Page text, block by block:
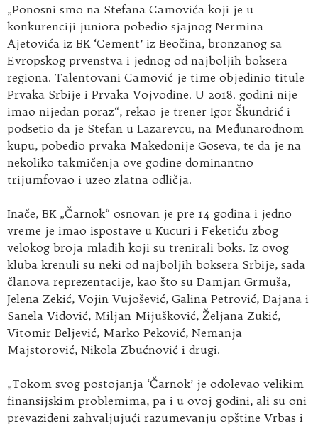
„Ponosni smo na Stefana Camovića koji je u
konkurenciji juniora pobedio sjajnog Nermina
Ajetovića iz BK ‘Cement’ iz Beočina, bronzanog sa
Evropskog prvenstva i jednog od najboljih boksera
regiona. Talentovani Camović je time objedinio titule
Prvaka Srbije i Prvaka Vojvodine. U 2018. godini nije
imao nijedan poraz“, rekao je trener Igor Škundrić i
podsetio da je Stefan u Lazarevcu, na Međunarodnom
kupu, pobedio prvaka Makedonije Goseva, te da je na
nekoliko takmičenja ove godine dominantno
trijumfovao i uzeo zlatna odličja.
Inače, BK „Čarnok“ osnovan je pre 14 godina i jedno
vreme je imao ispostave u Kucuri i Feketiću zbog
velokog broja mladih koji su trenirali boks. Iz ovog
kluba krenuli su neki od najboljih boksera Srbije, sada
članova reprezentacije, kao što su Damjan Grmuša,
Jelena Zekić, Vojin Vujošević, Galina Petrović, Dajana i
Sanela Vidović, Miljan Mijušković, Željana Zukić,
Vitomir Beljević, Marko Peković, Nemanja
Majstorović, Nikola Zbućnović i drugi.
„Tokom svog postojanja ‘Čarnok’ je odolevao velikim
finansijskim problemima, pa i u ovoj godini, ali su oni
prevaziđeni zahvaljujući razumevanju opštine Vrbas i